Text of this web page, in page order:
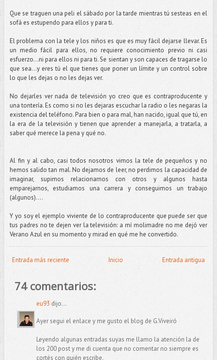
Que se traguen una peli el sábado por la tarde mientras tú sesteas en el
sofá es estupendo para ellos y para ti.
El problema con la tele y los niños es que es muy fácil dejarse llevar. Es
un medio fácil para ellos, no requiere conocimiento previo ni casi
esfuerzo...ni para ellos ni para ti. Se sientan y son capaces de tragarse lo
que sea…y eres tú el que tienes que poner un límite y un control sobre
lo que les dejas o no les dejas ver.
No dejarles ver nada de televisión yo creo que es contraproducente y
una tontería. Es como si no les dejaras escuchar la radio o les negaras la
existencia del teléfono. Para bien o para mal, han nacido, igual que tú, en
la era de la televisión y tienen que aprender a manejarla, a tratarla, a
saber qué merece la pena y qué no.
Al fin y al cabo, casi todos nosotros vimos la tele de pequeños y no
hemos salido tan mal. No dejamos de leer, no perdimos la capacidad de
imaginar, supimos relacionarnos con otros y algunos hasta
emparejarnos, estudiamos una carrera y conseguimos un trabajo
(algunos)....
Y yo soy el ejemplo viviente de lo contraproducente que puede ser que
tus padres no te dejen ver la televisión: a mí molimadre no me dejó ver
Verano Azul en su momento y mirad en qué me he convertido.
Entrada más reciente Entrada antigua
Inicio
74 comentarios:
eu93 dijo...
Ayer segui el enlace y me gusto el blog de G.Viveiró
Leyendo algunas entradas suyas me llamo la atención la de
los 200 post y me di cuenta que no comentar no siempre es
cortés con quién escribe.